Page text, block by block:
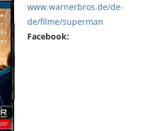
www.warnerbros.de/de-
de/filme/superman
Facebook: